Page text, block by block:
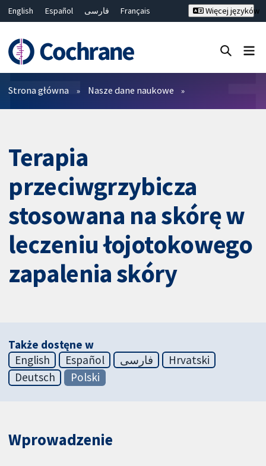
English Español فارسی
Français
Bahasa Malaysia
ไทย
繁體中文
简体中文
Więcej języków
Filtry
Strona główna Nasze dane naukowe
Terapia
przeciwgrzybicza
stosowana na skórę w
leczeniu łojotokowego
zapalenia skóry
Także dostęne w
English
Español فارسی
Hrvatski
Deutsch
Polski
Wprowadzenie